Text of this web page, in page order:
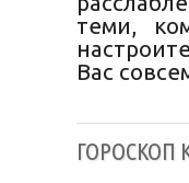
теми,
Вас
ГОРОСКОП